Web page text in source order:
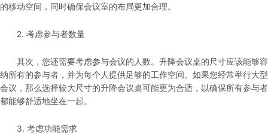
的移动空间，同时确保会议室的布局更加合理。
2. 考虑参与者数量
其次，您还需要考虑参与会议的人数。升降会议桌的尺寸应该能够容
纳所有的参与者，并为每个人提供足够的工作空间。如果您经常举行大型
会议，那么选择较大尺寸的升降会议桌可能更为合适，以确保所有参与者
都能够舒适地坐在一起。
3. 考虑功能需求